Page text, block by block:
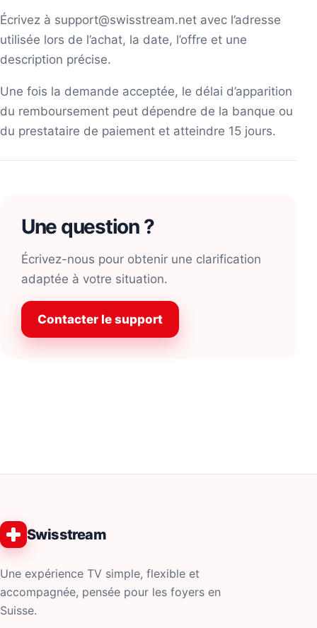
Écrivez à support@swisstream.net avec l’adresse
utilisée lors de l’achat, la date, l’offre et une
description précise.
Une fois la demande acceptée, le délai d’apparition
du remboursement peut dépendre de la banque ou
du prestataire de paiement et atteindre 15 jours.
Une question ?
Écrivez-nous pour obtenir une clarification
adaptée à votre situation.
Contacter le support
Swisstream
Une expérience TV simple, flexible et
accompagnée, pensée pour les foyers en
Suisse.